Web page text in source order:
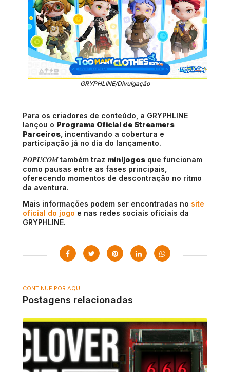
GRYPHLINE/Divulgação
Para os criadores de conteúdo, a GRYPHLINE
lançou o Programa Oficial de Streamers
Parceiros , incentivando a cobertura e
participação já no dia do lançamento.
POPUCOMtambém traz minijogos que funcionam
como pausas entre as fases principais,
oferecendo momentos de descontração no ritmo
da aventura.
Mais informações podem ser encontradas no site
oficial do jogo e nas redes sociais oficiais da
GRYPHLINE.
CONTINUE POR AQUI
Postagens relacionadas